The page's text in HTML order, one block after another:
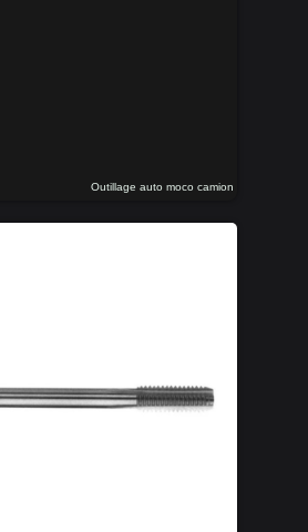
Outillage auto moco camion